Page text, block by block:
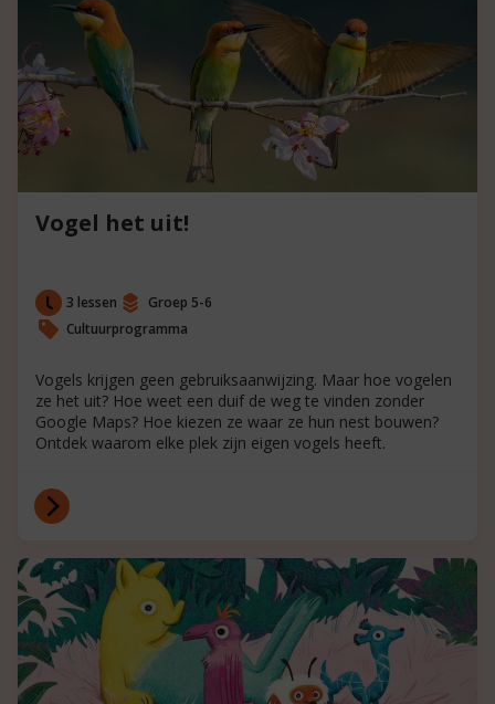
Vogel het uit!
3 lessen
Groep 5-6
Cultuurprogramma
Vogels krijgen geen gebruiksaanwijzing. Maar hoe vogelen
ze het uit? Hoe weet een duif de weg te vinden zonder
Google Maps? Hoe kiezen ze waar ze hun nest bouwen?
Ontdek waarom elke plek zijn eigen vogels heeft.